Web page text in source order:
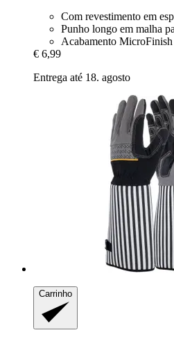
Com revestimento em
Punho longo em malha
Acabamento MicroFinish
€ 6,99
Entrega até 18. agosto
Carrinho